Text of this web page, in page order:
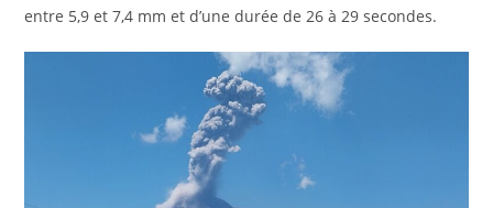
entre 5,9 et 7,4 mm et d’une durée de 26 à 29 secondes.